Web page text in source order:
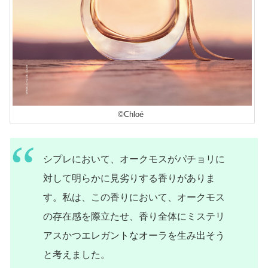
©Chloé
シプレにおいて、オークモスがパチョリに
対して明らかに見劣りする香りがありま
す。私は、この香りにおいて、オークモス
の存在感を際立たせ、香り全体にミステリ
アスかつエレガントなオーラを生み出そう
と考えました。